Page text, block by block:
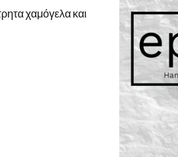
χαμόγελα και